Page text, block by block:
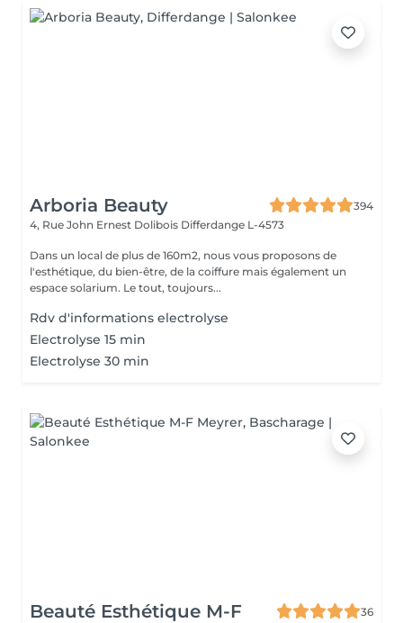
Arboria Beauty
394
4, Rue John Ernest Dolibois Differdange L-4573
Dans un local de plus de 160m2, nous vous proposons de
l'esthétique, du bien-être, de la coiffure mais également un
espace solarium. Le tout, toujours...
Rdv d'informations electrolyse
Electrolyse 15 min
Electrolyse 30 min
Beauté Esthétique M-F
36